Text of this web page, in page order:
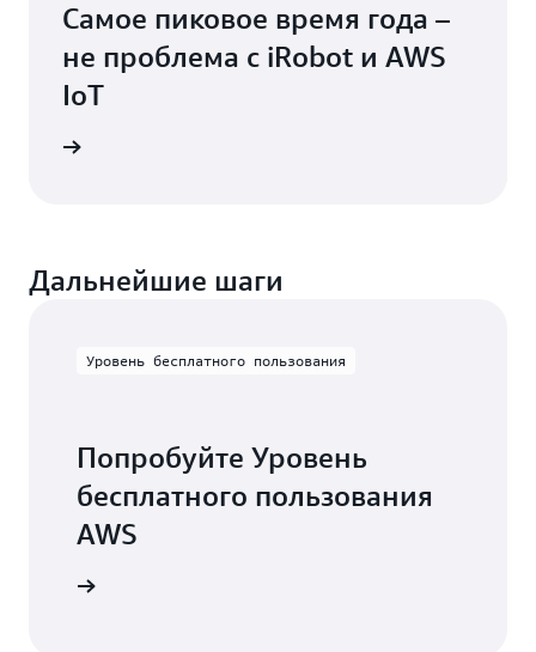
Самое пиковое время года –
не проблема с iRobot и AWS
IoT
Дальнейшие шаги
Уровень бесплатного пользования
Попробуйте Уровень
бесплатного пользования
AWS